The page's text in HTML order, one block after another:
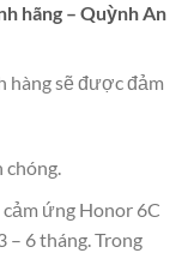
hãng – Quỳnh An
hàng sẽ được đảm
chóng.
ứng Honor 6C
– 6 tháng. Trong